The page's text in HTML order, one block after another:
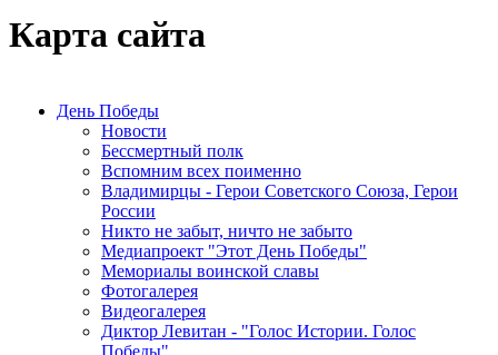
Карта сайта
День Победы
Новости
Бессмертный полк
Вспомним всех поименно
Владимирцы - Герои Советского Союза, Герои
России
Никто не забыт, ничто не забыто
Медиапроект "Этот День Победы"
Мемориалы воинской славы
Фотогалерея
Видеогалерея
Диктор Левитан - "Голос Истории. Голос
Победы"